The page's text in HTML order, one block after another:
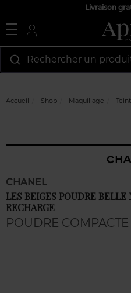
Livraison
Rechercher un
Accueil Shop Maquillage Teint
CHANEL
LES BEIGES POUDRE
RECHARGE
POUDRE COMPACTE